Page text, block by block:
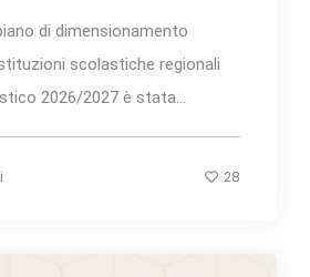
di dimensionamento
scolastiche regionali
2026/2027 è stata...
28